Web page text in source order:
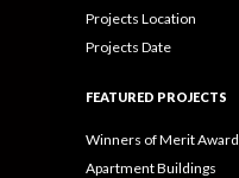
Projects Location
Projects Date
FEATURED PROJECTS
Winners of Merit Award
Apartment Buildings